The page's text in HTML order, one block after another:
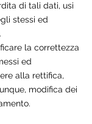
di tali dati, usi
stessi ed
la correttezza
ed
alla rettifica,
modifica dei